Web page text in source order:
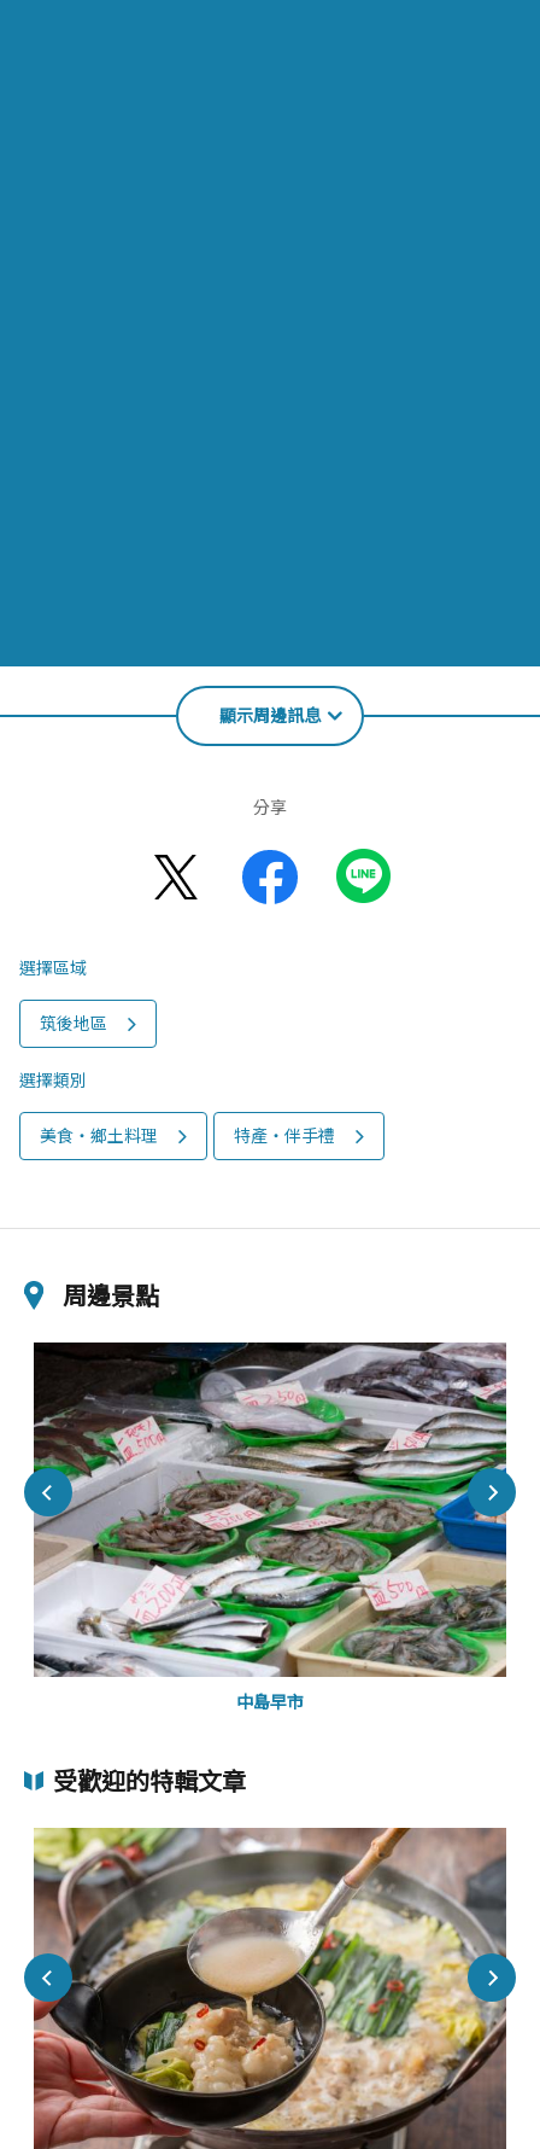
顯示周邊訊息
分享
選擇區域
筑後地區
選擇類別
美食‧鄉土料理 特產‧伴手禮
周邊景點
中島早市
受歡迎的特輯文章